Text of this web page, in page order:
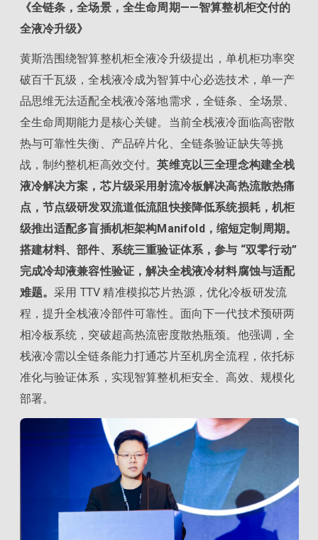
《全链条，全场景，全生命周期——智算整机柜交付的
全液冷升级》
黄斯浩围绕智算整机柜全液冷升级提出，单机柜功率突
破百千瓦级，全栈液冷成为智算中心必选技术，单一产
品思维无法适配全栈液冷落地需求，全链条、全场景、
全生命周期能力是核心关键。当前全栈液冷面临高密散
热与可靠性失衡、产品碎片化、全链条验证缺失等挑
战，制约整机柜高效交付。英维克以三全理念构建全栈
液冷解决方案，芯片级采用射流冷板解决高热流散热痛
点，节点级研发双流道低流阻快接降低系统损耗，机柜
级推出适配多盲插机柜架构Manifold，缩短定制周期。
搭建材料、部件、系统三重验证体系，参与 “双零行动”
完成冷却液兼容性验证，解决全栈液冷材料腐蚀与适配
难题。 采用 TTV 精准模拟芯片热源，优化冷板研发流
程，提升全栈液冷部件可靠性。面向下一代技术预研两
相冷板系统，突破超高热流密度散热瓶颈。他强调，全
栈液冷需以全链条能力打通芯片至机房全流程，依托标
准化与验证体系，实现智算整机柜安全、高效、规模化
部署。